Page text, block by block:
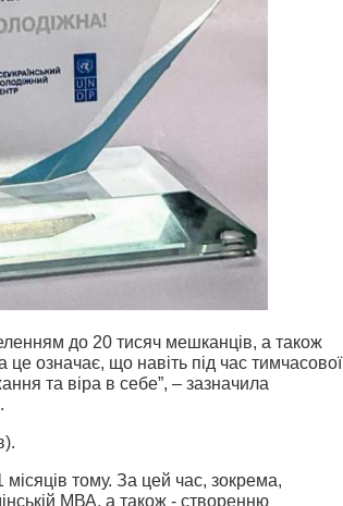
до 20 тисяч мешканців, а також
це означає, що навіть під час тимчасової
та віра в себе”, – зазначила
тому. За цей час, зокрема,
МВА, а також - створенню